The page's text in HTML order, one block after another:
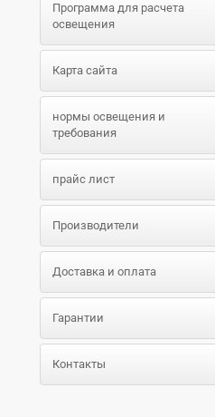
Программа для расчета
освещения
Карта сайта
нормы освещения и
требования
прайс лист
Производители
Доставка и оплата
Гарантии
Контакты